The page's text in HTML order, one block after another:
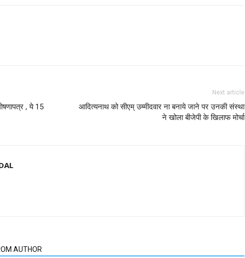
, ये 15
Next article
आदित्यनाथ को सीएम् उम्मीदवार ना बनाये जाने पर उनकी संस्था
ने खोला बीजेपी के खिलाफ मोर्चा
AUTHOR